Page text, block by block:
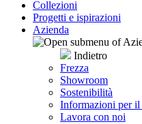
Collezioni
Progetti e ispirazioni
Azienda
Indietro
Frezza
Showroom
Sostenibilità
Informazioni per il
Lavora con noi